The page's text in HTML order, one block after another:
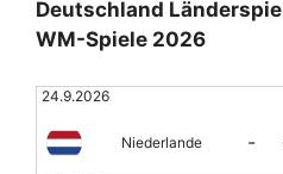
Deutschland
WM-Spiele 2026
24.9.2026
Niederlande -